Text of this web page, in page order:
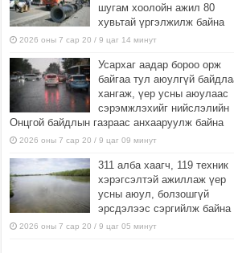
шугам хоолойн ажил 80
хувьтай үргэлжилж байна
2026 оны 7 сар 20 / 9 цаг 14 минут
Усархаг аадар бороо орж
байгаа тул аюулгүй
хангаж, үер усны аюулаас
сэрэмжлэхийг нийслэлийн
Онцгой байдлын газраас анхааруулж байна
2026 оны 7 сар 20 / 9 цаг 09 минут
311 алба хаагч, 119 техник
хэрэгсэлтэй ажиллаж үер
усны аюул, болзошгүй
эрсдэлээс сэргийлж байна
2026 оны 7 сар 20 / 9 цаг 05 минут